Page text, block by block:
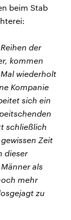
beim Stab
der
kommen
wiederholt
Kompanie
sich ein
schließlich
Zeit
dieser
als
mehr
zu